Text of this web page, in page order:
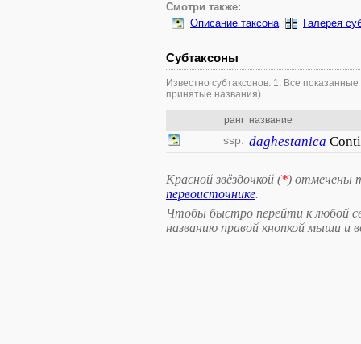
Смотри также:
Описание таксона
Галерея
Субтаксоны
Известно субтаксонов: 1. Все
принятые названия).
ранг название
ssp. daghestanica Conti
Красной звёздочкой (*) отмечены
первоисточнике.
Чтобы быстро перейти к любой
названию правой кнопкой мыши и